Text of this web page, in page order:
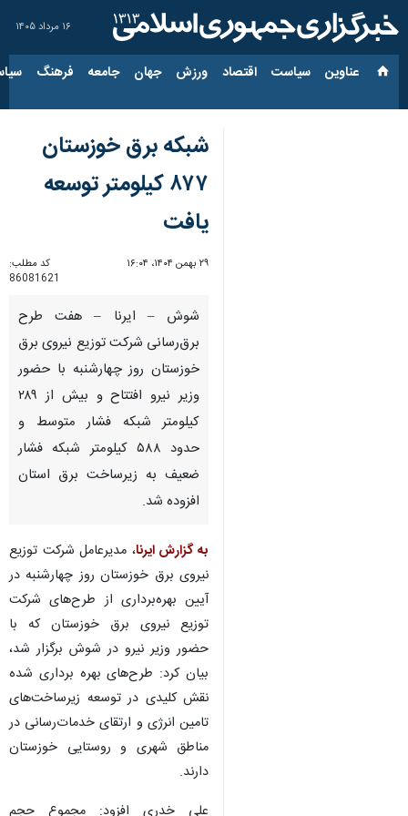
۱۶ مرداد ۱۴۰۵
عناوین‌ سیاست اقتصاد ورزش جهان جامعه فرهنگ
شبکه برق خوزستان
۸۷۷ کیلومتر توسعه
یافت
۲۹ بهمن ۱۴۰۴، ۱۶:۰۴
کد مطلب:
86081621
شوش – ایرنا – هفت طرح
برق‌رسانی شرکت توزیع نیروی برق
خوزستان روز چهارشنبه با حضور
وزیر نیرو افتتاح و بیش از ۲۸۹
کیلومتر شبکه فشار متوسط و
حدود ۵۸۸ کیلومتر شبکه فشار
ضعیف به زیرساخت برق استان
افزوده شد.
به گزارش ایرنا، مدیرعامل شرکت توزیع
نیروی برق خوزستان روز چهارشنبه در
آیین بهره‌برداری از طرح‌های شرکت
توزیع نیروی برق خوزستان که با
حضور وزیر نیرو در شوش برگزار شد،
بیان کرد: طرح‌های بهره برداری شده
نقش کلیدی در توسعه زیرساخت‌های
تامین انرژی و ارتقای خدمات‌رسانی در
مناطق شهری و روستایی خوزستان
دارند.
علی خدری افزود: مجموع حجم